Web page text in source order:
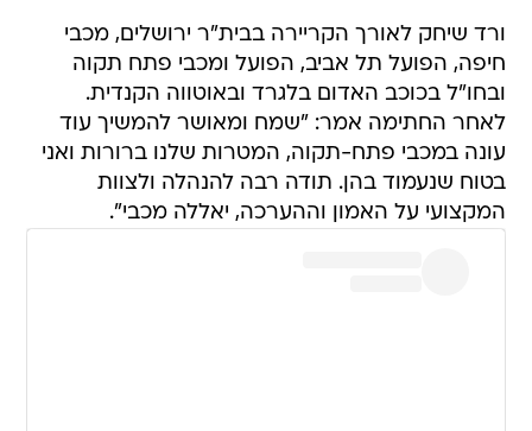
ורד שיחק לאורך הקריירה בבית"ר ירושלים, מכבי
חיפה, הפועל תל אביב, הפועל ומכבי פתח תקוה
ובחו"ל בכוכב האדום בלגרד ובאוטווה הקנדית.
לאחר החתימה אמר: "שמח ומאושר להמשיך עוד
עונה במכבי פתח-תקוה, המטרות שלנו ברורות ואני
בטוח שנעמוד בהן. תודה רבה להנהלה ולצוות
המקצועי על האמון וההערכה, יאללה מכבי".